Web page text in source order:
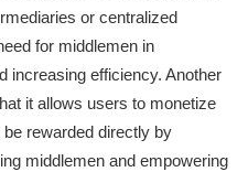
or centralized
for middlemen in
increasing efficiency. Another
it allows users to monetize
rewarded directly by
middlemen and empowering